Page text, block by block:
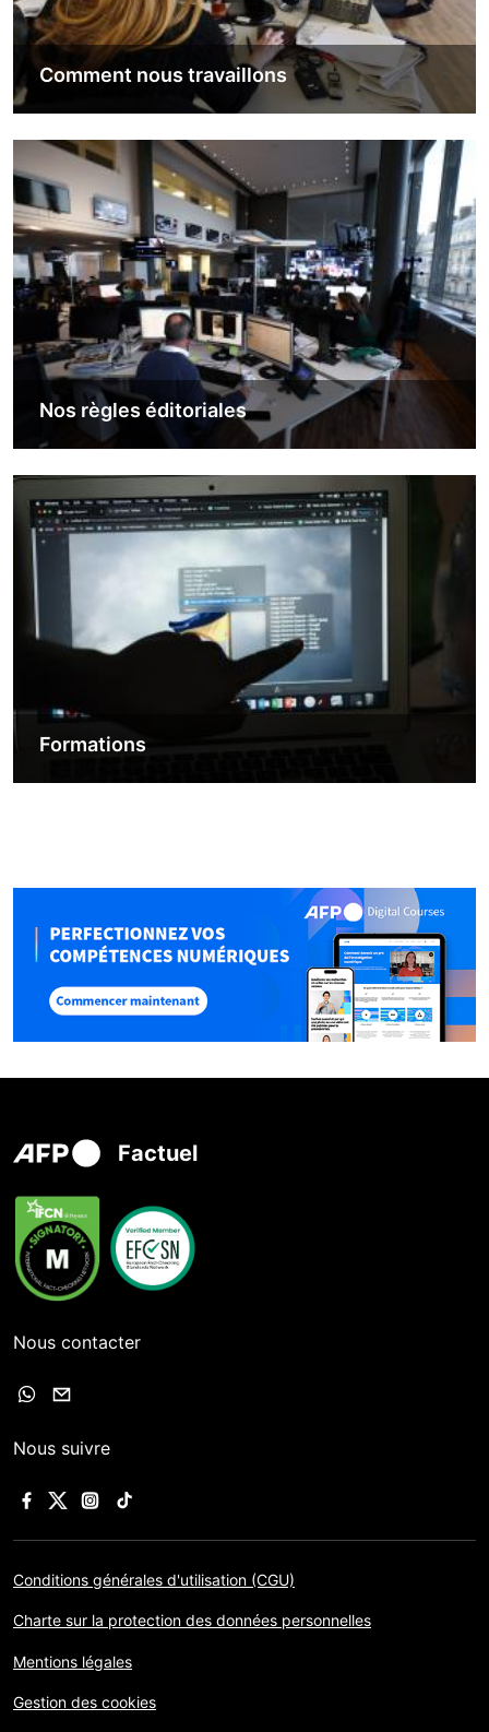
Comment nous travaillons
Image
Nos règles éditoriales
Image
Formations
Factuel
Nous contacter
Nous suivre
Conditions générales d'utilisation (CGU)
Charte sur la protection des données personnelles
Mentions légales
Gestion des cookies